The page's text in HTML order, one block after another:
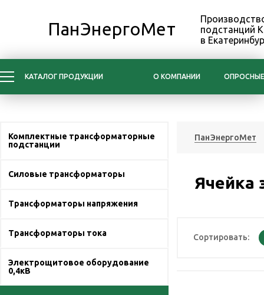
ПанЭнергоМет
подстанций
в
КАТАЛОГ ПРОДУКЦИИ О КОМПАНИИ
Комплектные трансформаторные
подстанции
Силовые трансформаторы
Трансформаторы напряжения
Трансформаторы тока
Электрощитовое оборудование
0,4кВ
ПанЭнергоМет
Ячейка
Сортировать: